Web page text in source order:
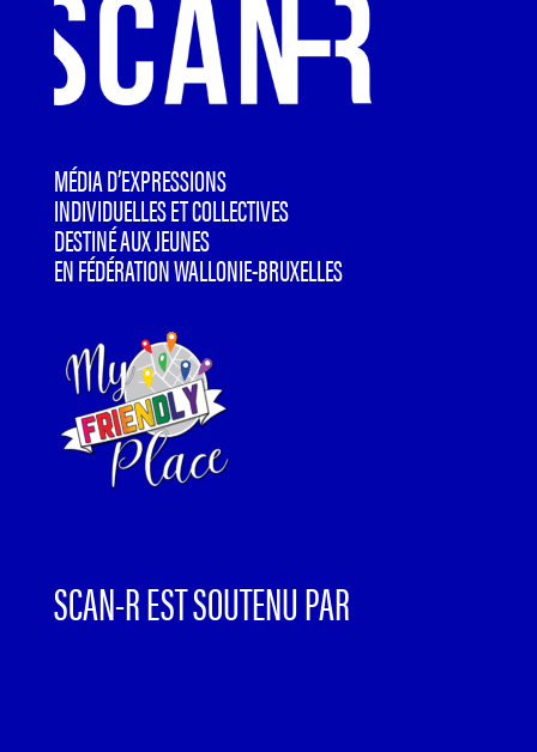
MÉDIA D’EXPRESSIONS
INDIVIDUELLES ET COLLECTIVES
DESTINÉ AUX JEUNES
EN FÉDÉRATION WALLONIE-BRUXELLES
SCAN-R EST SOUTENU PAR